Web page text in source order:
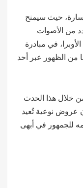
حيث سيمنح
من الأصوات
في مبادرة
من الظهور عبر أحد
خلال هذا الحدث
عروض نوعية تُعيد
للجمهور في أبهى